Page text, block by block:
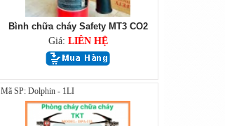
Bình chữa cháy Safety MT3 CO2
Giá: LIÊN HỆ
Mã SP: Dolphin - 1LI